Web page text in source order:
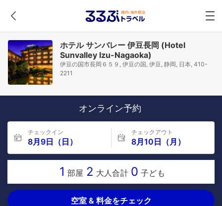
ホテル サンバレー 伊豆長岡 (Hotel
Sunvalley Izu-Nagaoka)
伊豆の国市長岡６５９, 伊豆の国, 伊豆, 静岡, 日本, 410-
2211
オンライン予約
チェックイン
8月9日（日）
チェックアウト
8月10日（月）
1 部屋 2 大人合計 0 子ども
空室 & 料金をチェック